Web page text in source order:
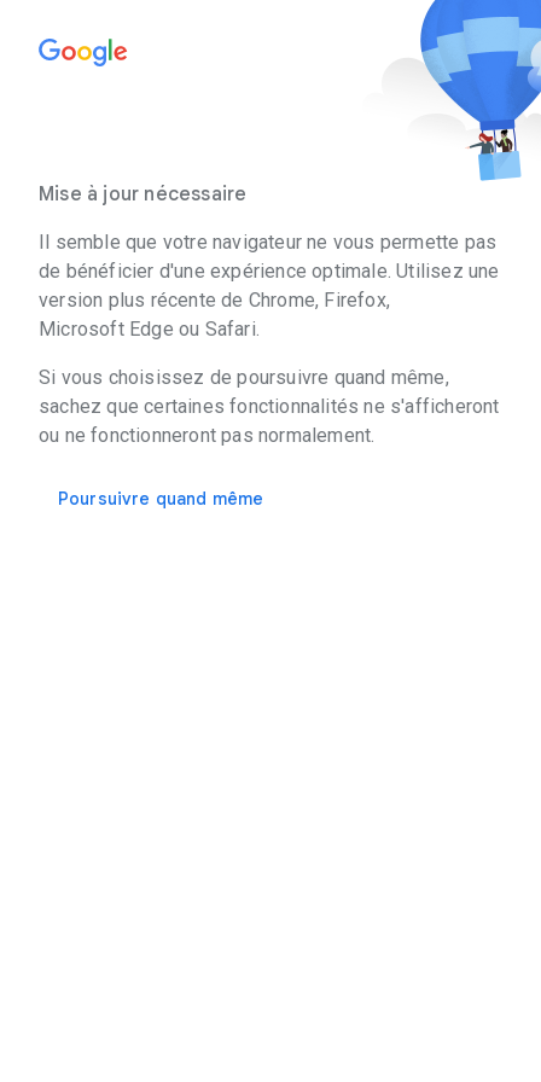
Mise à jour nécessaire
Il semble que votre navigateur ne vous permette pas
de bénéficier d'une expérience optimale. Utilisez une
version plus récente de Chrome, Firefox,
Microsoft Edge ou Safari.
Si vous choisissez de poursuivre quand même,
sachez que certaines fonctionnalités ne s'afficheront
ou ne fonctionneront pas normalement.
Poursuivre quand même